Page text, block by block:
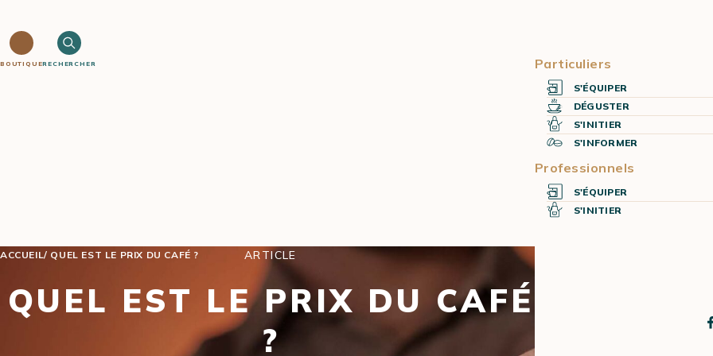
BOUTIQUERECHERCHER Particuliers
S'ÉQUIPER
DÉGUSTER
S'INITIER
S'INFORMER
Professionnels
S'ÉQUIPER
S'INITIER
ACCUEIL QUEL EST LE PRIX DU CAFÉ ? ARTICLE
QUEL EST LE PRIX DU CAFÉ
?